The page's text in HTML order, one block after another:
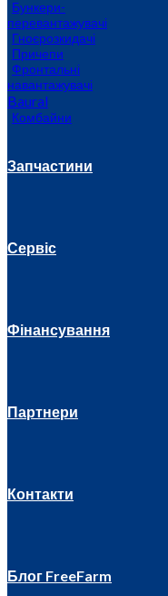
Бункери-
перевантажувачі
Гноєрозкидачі
Причепи
Фронтальні
навантажувачі
Baural
Комбайни
Запчастини
Сервіс
Фінансування
Партнери
Контакти
Блог FreeFarm